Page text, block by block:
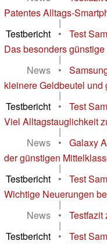
Patentes Alltags-
|
Testbericht
•
Test
Das besonders
|
News
•
kleinere Geldbeutel und
|
Testbericht
•
Test
Viel Alltagstauglichkeit
|
News
•
Galaxy
der günstigen
|
Testbericht
•
Test
Wichtige Neuerungen
|
News
• Testfazit
|
Testbericht
•
Test